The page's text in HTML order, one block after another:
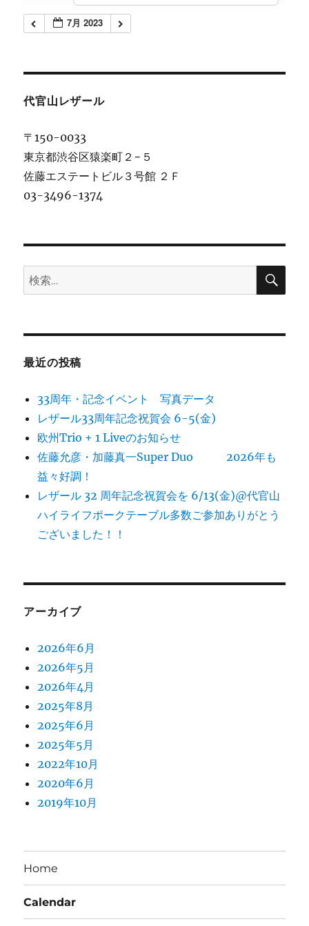
7月 2023
代官山レザール
〒150-0033
東京都渋谷区猿楽町２−５
佐藤エステートビル３号館 ２Ｆ
03-3496-1374
検
索:
検
最近の投稿
33周年・記念イベント 写真データ
レザール33周年記念祝賀会 6-5(金)
欧州Trio + 1 Liveのお知らせ
佐藤允彦・加藤真一Super Duo 2026年も
益々好調！
レザール 32 周年記念祝賀会を 6/13(金)@代官山
ハイライフポークテーブル多数ご参加ありがとう
ございました！！
アーカイブ
2026年6月
2026年5月
2026年4月
2025年8月
2025年6月
2025年5月
2022年10月
2020年6月
2019年10月
Home
Calendar